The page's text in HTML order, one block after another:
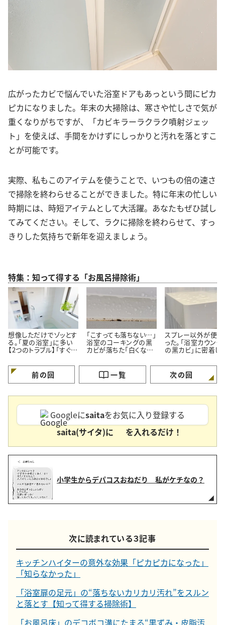
広がったカビで悩んでいた浴室ドアもあっという間にピカ
ピカになりました。年末の大掃除は、寒さや忙しさで気が
重くなりがちですが、「カビキラーラクラク噴射ジェッ
ト」を使えば、手間をかけずにしっかりと汚れを落とすこ
とが可能です。
実際、私もこのアイテムを使うことで、いつもの倍の速さ
で掃除を終わらせることができました。特に年末の忙しい
時期には、時短アイテムとして大活躍。あなたもぜひ試し
てみてください。そして、ラクに掃除を終わらせて、すっ
きりした気持ちで新年を迎えましょう。
特集：知って得する「お風呂掃除術」
想像しただけでゾッとす
る。「夏の浴室」に多い
【2つのトラブル】「すぐ対
「こすっても落ちない…」
浴室のコーキングの黒
カビが落ちた「白くなっ
掃除術】
スプレー以外が便
った。「浴室カウンタ
の黒カビ」に密着し
掃除術】
前の回 一覧 次の回
Googleにsaitaをお気に入り登録する
saita(サイタ)に
を入れるだけ！
小学生からデパコスおねだり 私がケチなの？
次に読まれている３記事
キッチンハイターの意外な効果「ピカピカになった」
「知らなかった」
「浴室扉の足元」の“落ちないカリカリ汚れ”をスルン
と落とす【知って得する掃除術】